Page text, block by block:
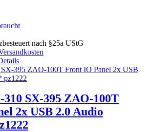
nach §25a UStG
SX-395 ZAO-100T
2x USB 2.0 Audio